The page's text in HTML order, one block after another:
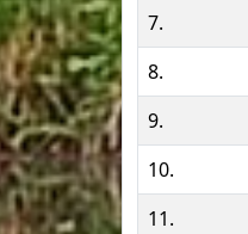
7.
8.
9.
10.
11.